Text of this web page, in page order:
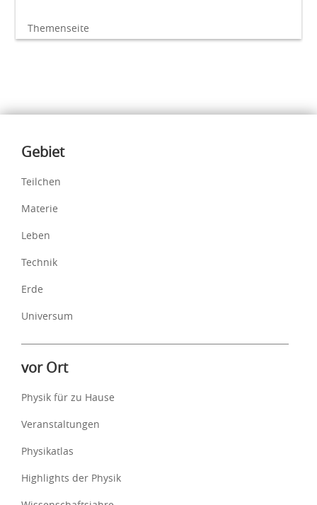
Themenseite
Inhalte
Gebiet
Teilchen
Materie
Leben
Technik
Erde
Universum
vor Ort
Physik für zu Hause
Veranstaltungen
Physikatlas
Highlights der Physik